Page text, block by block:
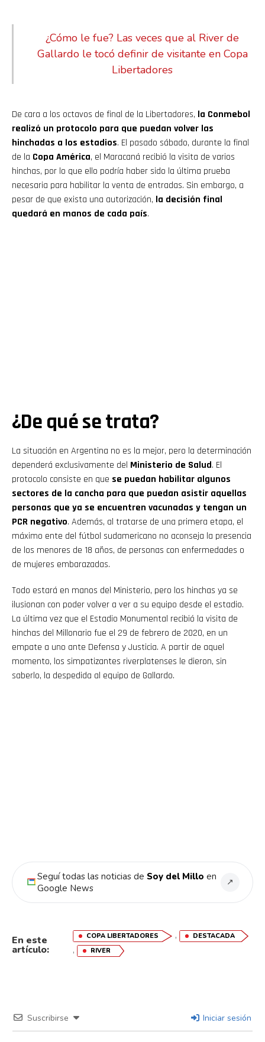
¿Cómo le fue? Las veces que al River de
Gallardo le tocó definir de visitante en Copa
Libertadores
De cara a los octavos de final de la Libertadores, la Conmebol
realizó un protocolo para que puedan volver las
hinchadas a los estadios. El pasado sábado, durante la final
de la Copa América, el Maracaná recibió la visita de varios
hinchas, por lo que ello podría haber sido la última prueba
necesaria para habilitar la venta de entradas. Sin embargo, a
pesar de que exista una autorización, la decisión final
quedará en manos de cada país.
¿De qué se trata?
La situación en Argentina no es la mejor, pero la determinación
dependerá exclusivamente del Ministerio de Salud. El
protocolo consiste en que se puedan habilitar algunos
sectores de la cancha para que puedan asistir aquellas
personas que ya se encuentren vacunadas y tengan un
PCR negativo. Además, al tratarse de una primera etapa, el
máximo ente del fútbol sudamericano no aconseja la presencia
de los menores de 18 años, de personas con enfermedades o
de mujeres embarazadas.
Todo estará en manos del Ministerio, pero los hinchas ya se
ilusionan con poder volver a ver a su equipo desde el estadio.
La última vez que el Estadio Monumental recibió la visita de
hinchas del Millonario fue el 29 de febrero de 2020, en un
empate a uno ante Defensa y Justicia. A partir de aquel
momento, los simpatizantes riverplatenses le dieron, sin
saberlo, la despedida al equipo de Gallardo.
Seguí todas las noticias de Soy del Millo en
Google News
↗
En este
artículo:
COPA LIBERTADORES , DESTACADA
, RIVER
Suscribirse Iniciar sesión